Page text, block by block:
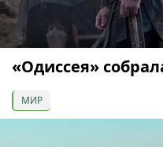
«Одиссея»
МИР